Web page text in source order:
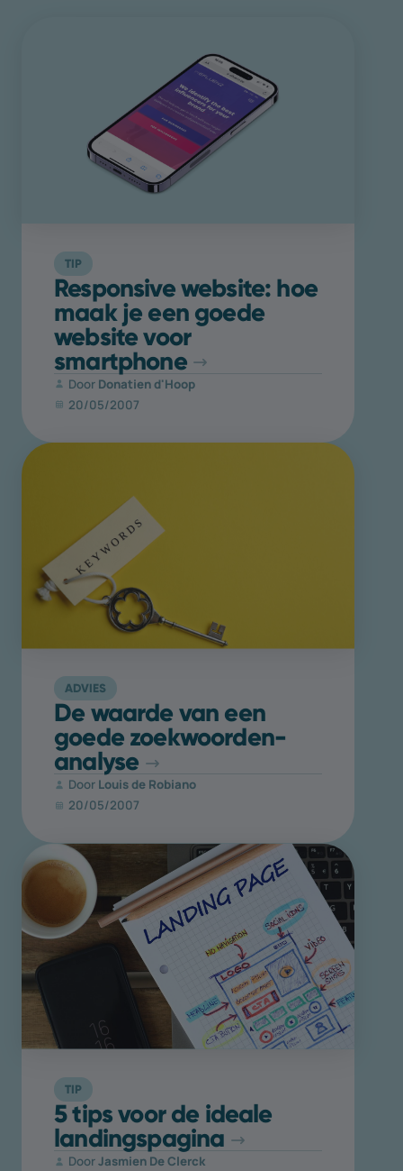
TIP
Responsive website: hoe
maak je een goede
website voor
smartphone
Door Donatien d'Hoop
20/05/2007
ADVIES
De waarde van een
goede zoek­woorden­
analyse
Door Louis de Robiano
20/05/2007
TIP
5 tips voor de ideale
landings­pagina
DoorJasmien De Clerck